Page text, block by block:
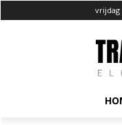
vrijdag